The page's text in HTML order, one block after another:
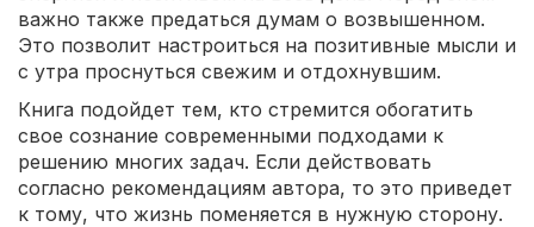
важно также предаться думам о возвышенном.
Это позволит настроиться на позитивные мысли и
с утра проснуться свежим и отдохнувшим.
Книга подойдет тем, кто стремится обогатить
свое сознание современными подходами к
решению многих задач. Если действовать
согласно рекомендациям автора, то это приведет
к тому, что жизнь поменяется в нужную сторону.